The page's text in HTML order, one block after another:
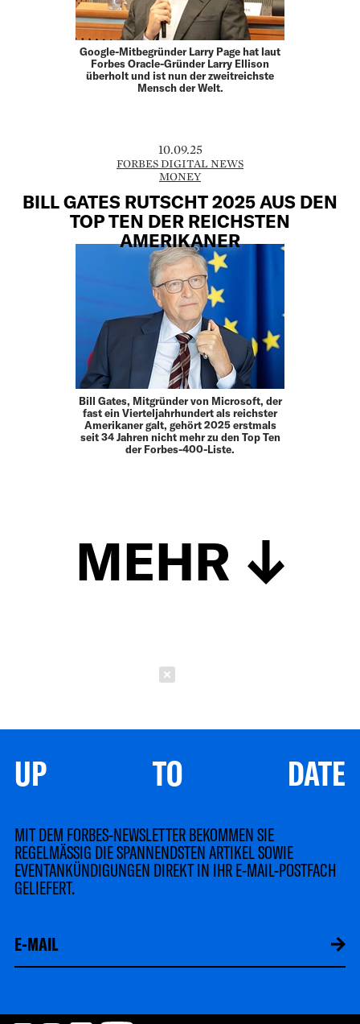
Google-Mitbegründer Larry Page hat laut
Forbes Oracle-Gründer Larry Ellison
überholt und ist nun der zweitreichste
Mensch der Welt.
10.09.25
FORBES DIGITAL NEWS
MONEY
BILL GATES RUTSCHT 2025 AUS DEN
TOP TEN DER REICHSTEN
AMERIKANER
Bill Gates, Mitgründer von Microsoft, der
fast ein Vierteljahrhundert als reichster
Amerikaner galt, gehört 2025 erstmals
seit 34 Jahren nicht mehr zu den Top Ten
der Forbes-400-Liste.
MEHR
UP TO DATE
MIT DEM FORBES-NEWSLETTER BEKOMMEN SIE
REGELMÄSSIG DIE SPANNENDSTEN ARTIKEL SOWIE
EVENTANKÜNDIGUNGEN DIREKT IN IHR E-MAIL-POSTFACH
GELIEFERT.